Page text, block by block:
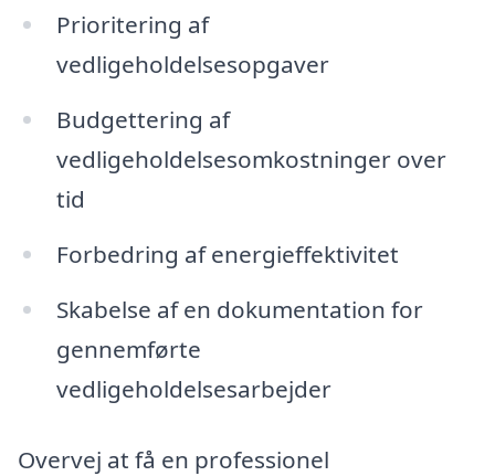
Prioritering af
vedligeholdelsesopgaver
Budgettering af
vedligeholdelsesomkostninger over
tid
Forbedring af energieffektivitet
Skabelse af en dokumentation for
gennemførte
vedligeholdelsesarbejder
Overvej at få en professionel